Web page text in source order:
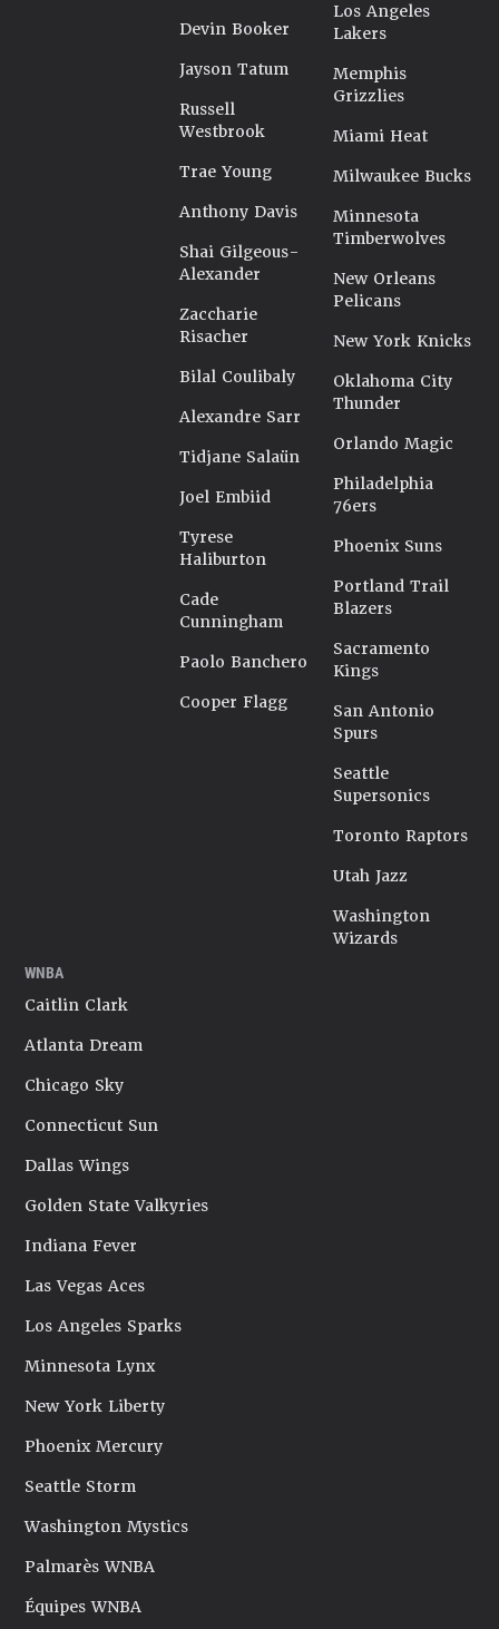
Devin Booker
Jayson Tatum
Russell
Westbrook
Trae Young
Anthony Davis
Shai Gilgeous-
Alexander
Zaccharie
Risacher
Bilal Coulibaly
Alexandre Sarr
Tidjane Salaün
Joel Embiid
Tyrese
Haliburton
Cade
Cunningham
Paolo Banchero
Cooper Flagg
Los Angeles
Lakers
Memphis
Grizzlies
Miami Heat
Milwaukee Bucks
Minnesota
Timberwolves
New Orleans
Pelicans
New York Knicks
Oklahoma City
Thunder
Orlando Magic
Philadelphia
76ers
Phoenix Suns
Portland Trail
Blazers
Sacramento
Kings
San Antonio
Spurs
Seattle
Supersonics
Toronto Raptors
Utah Jazz
Washington
Wizards
WNBA
Caitlin Clark
Atlanta Dream
Chicago Sky
Connecticut Sun
Dallas Wings
Golden State Valkyries
Indiana Fever
Las Vegas Aces
Los Angeles Sparks
Minnesota Lynx
New York Liberty
Phoenix Mercury
Seattle Storm
Washington Mystics
Palmarès WNBA
Équipes WNBA